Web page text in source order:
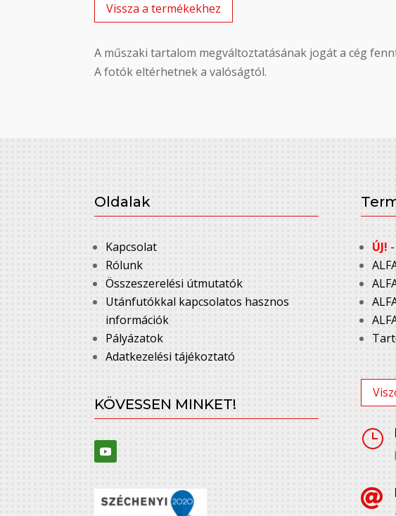
Vissza a termékekhez
A műszaki tartalom megváltoztatásának jogát a cég
A fotók eltérhetnek a valóságtól.
Oldalak
Kapcsolat
Rólunk
Összeszerelési útmutatók
Utánfutókkal kapcsolatos hasznos
információk
Pályázatok
Adatkezelési tájékoztató
KÖVESSEN MINKET!
ÚJ!
}
